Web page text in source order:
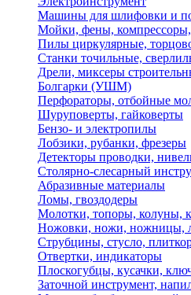
Машины для шлифовки и
Мойки, фены, компрессоры,
Пилы циркулярные,
Станки точильные,
Дрели, миксеры
Болгарки (УШМ)
Перфораторы, отбойные
Шуруповерты, гайковерты
Бензо- и электропилы
Лобзики, рубанки, фрезеры
Детекторы проводки,
Столярно-слесарный
Абразивные материалы
Ломы, гвоздодеры
Молотки, топоры, колуны,
Ножовки, ножи, ножницы,
Струбцины, стусло,
Отвертки, индикаторы
Плоскогубцы, кусачки,
Заточной инструмент,